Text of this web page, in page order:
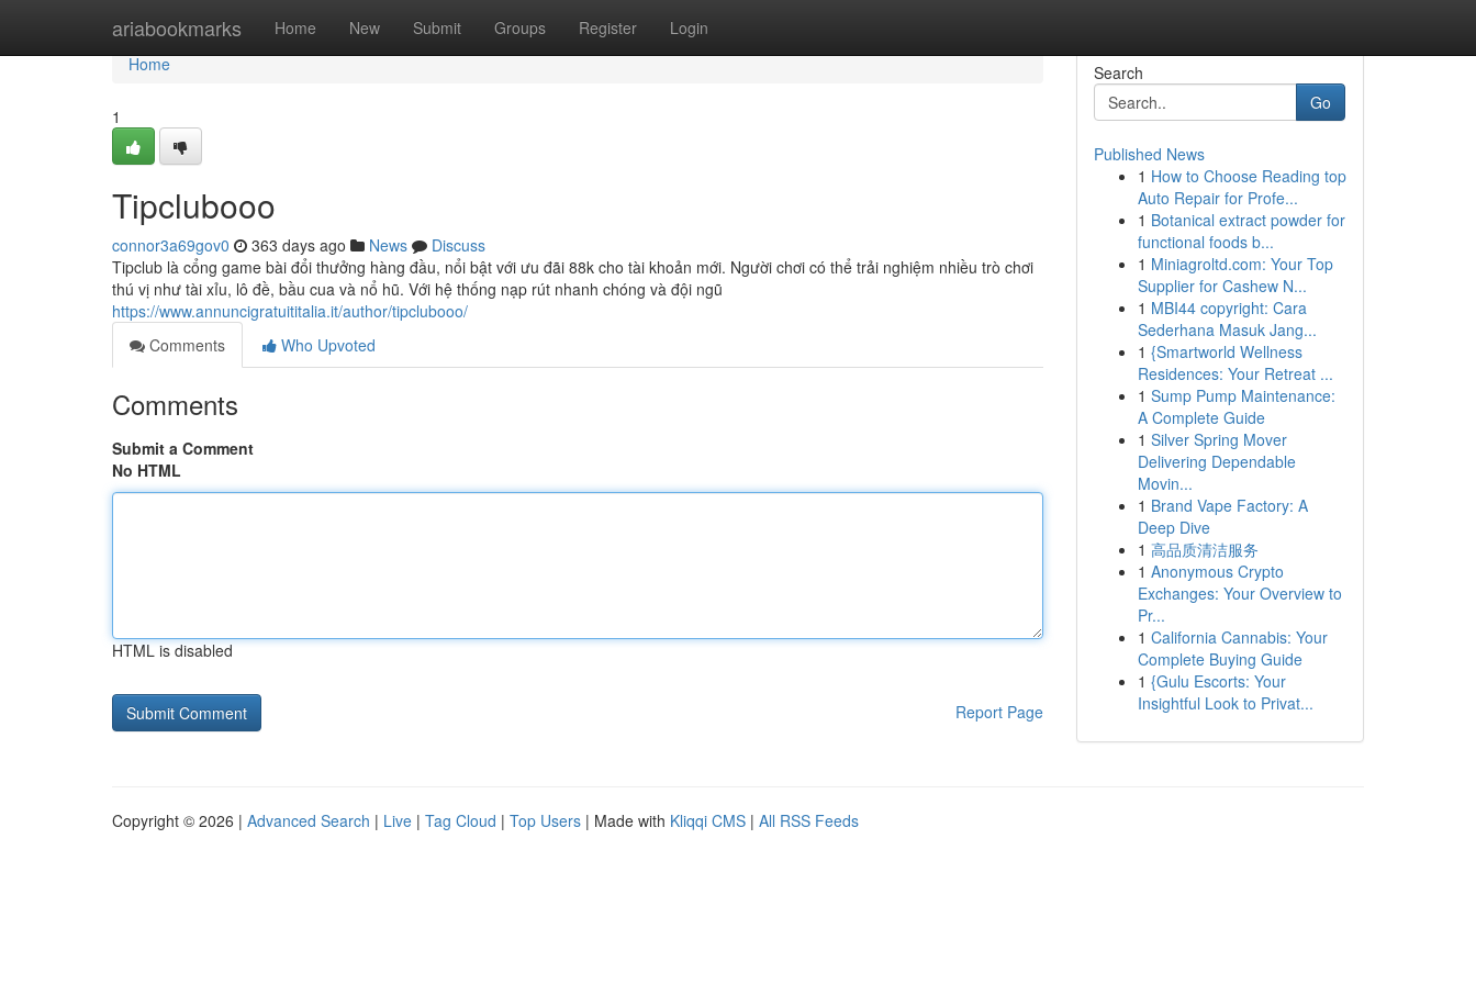
ariabookmarks Home New Submit Groups Register Login
Home
Home
1
Tipclubooo
connor3a69gov0 363 days ago News
Discuss
Tipclub là cổng game bài đổi thưởng hàng đầu, nổi bật với ưu đãi 88k cho tài khoản mới. Người chơi có thể trải nghiệm nhiều trò chơi
thú vị như tài xỉu, lô đề, bầu cua và nổ hũ. Với hệ thống nạp rút nhanh chóng và đội ngũ
https://www.annuncigratuititalia.it/author/tipclubooo/
Comments
Who Upvoted
Comments
Submit a Comment
No HTML
HTML is disabled
Report Page
Search
Go
Published News
1 How to Choose Reading top
Auto Repair for Profe...
1 Botanical extract powder for
functional foods b...
1 Miniagroltd.com: Your Top
Supplier for Cashew N...
1 MBI44 copyright: Cara
Sederhana Masuk Jang...
1 {Smartworld Wellness
Residences: Your Retreat ...
1 Sump Pump Maintenance:
A Complete Guide
1 Silver Spring Mover
Delivering Dependable
Movin...
1 Brand Vape Factory: A
Deep Dive
1 高品质清洁服务
1 Anonymous Crypto
Exchanges: Your Overview to
Pr...
1 California Cannabis: Your
Complete Buying Guide
1 {Gulu Escorts: Your
Insightful Look to Privat...
Copyright © 2026 | Advanced Search | Live | Tag Cloud | Top Users | Made with Kliqqi CMS | All RSS Feeds